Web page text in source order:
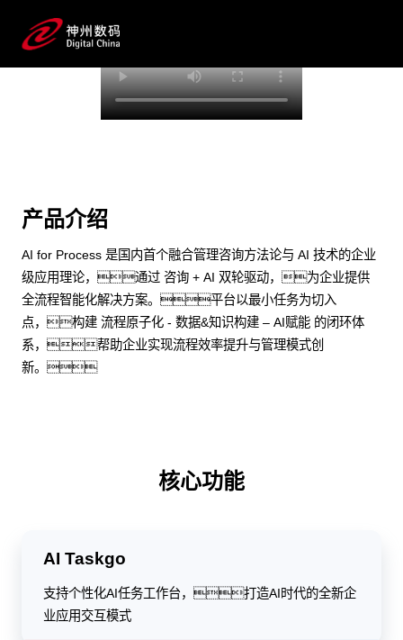
端到端的一站式AI工作空间深度融合了从企业战略规划到
日常经营的全流程业务板块，定向解决车企内部领
域多、部门多、链条长、场景碎片化等
难题，支持车企快速构建以AI为核心的生产力写
作体系，实现任务执行与AI能力的无缝集成与交互
产品介绍
AI for Process 是国内首个融合管理咨询方法论与 AI 技术的企业
级应用理论，通过 咨询 + AI 双轮驱动，为企业提供
全流程智能化解决方案。平台以最小任务为切入
点，构建 流程原子化 - 数据&知识构建 – AI赋能 的闭环体
系，帮助企业实现流程效率提升与管理模式创
新。
核心功能
AI Taskgo
支持个性化AI任务工作台，打造AI时代的全新企
业应用交互模式